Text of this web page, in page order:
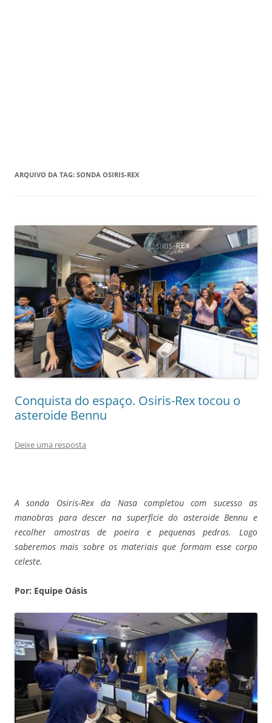
ARQUIVO DA TAG: SONDA OSIRIS-REX
Conquista do espaço. Osiris-Rex tocou o
asteroide Bennu
Deixe uma resposta
A sonda Osiris-Rex da Nasa completou com sucesso as
manobras para descer na superfície do asteroide Bennu e
recolher amostras de poeira e pequenas pedras. Logo
saberemos mais sobre os materiais que formam esse corpo
celeste.
Por: Equipe Oásis